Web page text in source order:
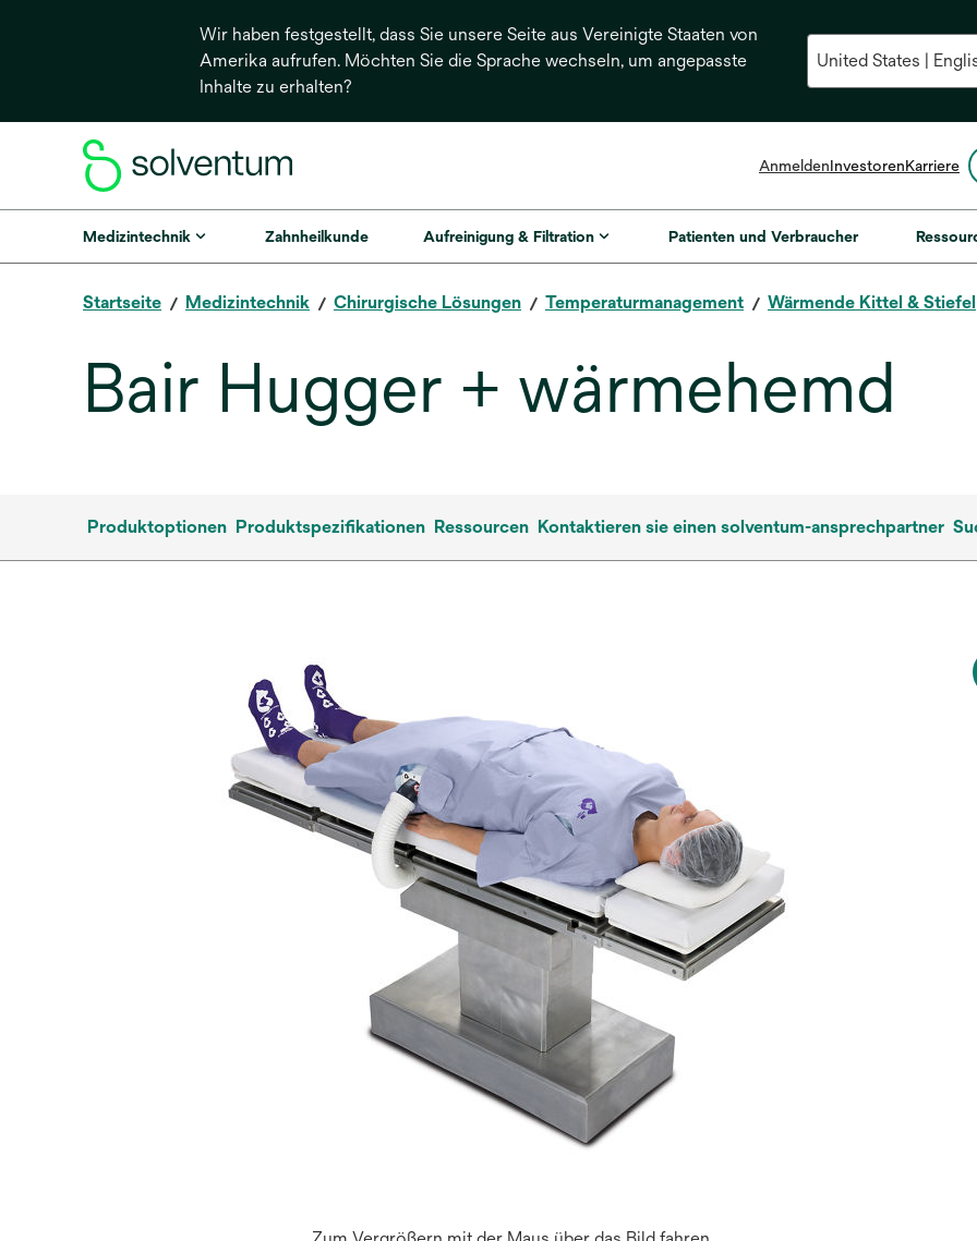
Wir haben festgestellt, dass Sie unsere Seite aus Vereinigte Staaten von
Amerika aufrufen. Möchten Sie die Sprache wechseln, um angepasste
Inhalte zu erhalten?
AnmeldenInvestorenKarriere
Medizintechnik Zahnheilkunde Aufreinigung & Filtration Patienten und Verbraucher
Startseite Medizintechnik Chirurgische Lösungen Temperaturmanagement Wärmende Kittel & Stiefel
Bair Hugger + wärmehemd
Produktoptionen Produktspezifikationen Ressourcen Kontaktieren sie einen solventum-ansprechpartner